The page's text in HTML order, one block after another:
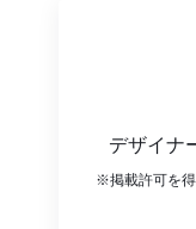
デザイナ
※掲載許可を得